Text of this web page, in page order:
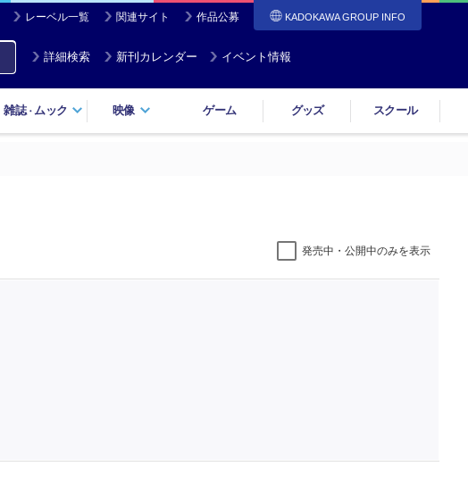
レーベル一覧 関連サイト 作品公募 KADOKAWA GROUP INFO
詳細検索 新刊カレンダー イベント情報
雑誌・ ムック 映像 ゲーム グッズ スクール
発売中・公開中のみを表示